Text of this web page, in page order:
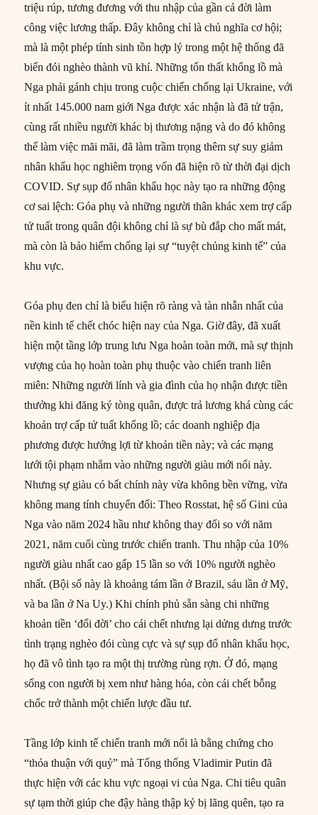
triệu rúp, tương đương với thu nhập của gần cả đời làm
công việc lương thấp. Đây không chỉ là chủ nghĩa cơ hội;
mà là một phép tính sinh tồn hợp lý trong một hệ thống đã
biến đói nghèo thành vũ khí. Những tổn thất khổng lồ mà
Nga phải gánh chịu trong cuộc chiến chống lại Ukraine, với
ít nhất 145.000 nam giới Nga được xác nhận là đã tử trận,
cùng rất nhiều người khác bị thương nặng và do đó không
thể làm việc mãi mãi, đã làm trầm trọng thêm sự suy giảm
nhân khẩu học nghiêm trọng vốn đã hiện rõ từ thời đại dịch
COVID. Sự sụp đổ nhân khẩu học này tạo ra những động
cơ sai lệch: Góa phụ và những người thân khác xem trợ cấp
tử tuất trong quân đội không chỉ là sự bù đắp cho mất mát,
mà còn là bảo hiểm chống lại sự “tuyệt chủng kinh tế” của
khu vực.
Góa phụ đen chỉ là biểu hiện rõ ràng và tàn nhẫn nhất của
nền kinh tế chết chóc hiện nay của Nga. Giờ đây, đã xuất
hiện một tầng lớp trung lưu Nga hoàn toàn mới, mà sự thịnh
vượng của họ hoàn toàn phụ thuộc vào chiến tranh liên
miên: Những người lính và gia đình của họ nhận được tiền
thưởng khi đăng ký tòng quân, được trả lương khá cùng các
khoản trợ cấp tử tuất khổng lồ; các doanh nghiệp địa
phương được hưởng lợi từ khoản tiền này; và các mạng
lưới tội phạm nhắm vào những người giàu mới nổi này.
Nhưng sự giàu có bất chính này vừa không bền vững, vừa
không mang tính chuyển đổi: Theo Rosstat, hệ số Gini của
Nga vào năm 2024 hầu như không thay đổi so với năm
2021, năm cuối cùng trước chiến tranh. Thu nhập của 10%
người giàu nhất cao gấp 15 lần so với 10% người nghèo
nhất. (Bội số này là khoảng tám lần ở Brazil, sáu lần ở Mỹ,
và ba lần ở Na Uy.) Khi chính phủ sẵn sàng chi những
khoản tiền ‘đổi đời’ cho cái chết nhưng lại dửng dưng trước
tình trạng nghèo đói cùng cực và sự sụp đổ nhân khẩu học,
họ đã vô tình tạo ra một thị trường rùng rợn. Ở đó, mạng
sống con người bị xem như hàng hóa, còn cái chết bỗng
chốc trở thành một chiến lược đầu tư.
Tầng lớp kinh tế chiến tranh mới nổi là bằng chứng cho
“thỏa thuận với quỷ” mà Tổng thống Vladimir Putin đã
thực hiện với các khu vực ngoại vi của Nga. Chi tiêu quân
sự tạm thời giúp che đậy hàng thập kỷ bị lãng quên, tạo ra